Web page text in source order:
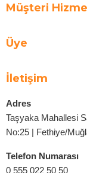
Müşteri
Üye
İletişim
Adres
Taşyaka Mahallesi
No:25 | Fethiye/
Telefon Numarası
0 555 022 50 50